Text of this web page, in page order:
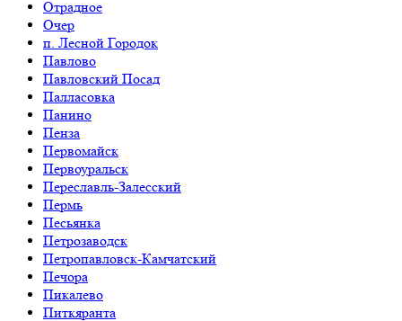
Отрадное
Очер
п. Лесной Городок
Павлово
Павловский Посад
Палласовка
Панино
Пенза
Первомайск
Первоуральск
Переславль-Залесский
Пермь
Песьянка
Петрозаводск
Петропавловск-Камчатский
Печора
Пикалево
Питкяранта